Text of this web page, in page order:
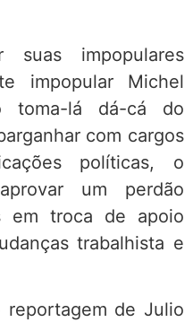
impopulares
impopular Michel
toma-lá dá-cá do
com cargos
políticas, o
um perdão
em troca de apoio
trabalhista e
reportagem de Julio